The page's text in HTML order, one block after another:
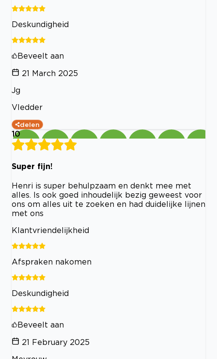
Deskundigheid
Beveelt aan
21 March 2025
Jg
Vledder
delen
10
Super fijn!
Henri is super behulpzaam en denkt mee met
alles. Is ook goed inhoudelijk bezig geweest voor
ons om alles uit te zoeken en had duidelijke lijnen
met ons
Klantvriendelijkheid
Afspraken nakomen
Deskundigheid
Beveelt aan
21 February 2025